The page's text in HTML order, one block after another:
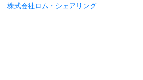
株式会社ロム・シェアリング